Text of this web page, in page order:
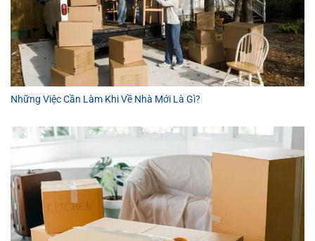
Những Việc Cần Làm Khi Về Nhà Mới Là Gì?